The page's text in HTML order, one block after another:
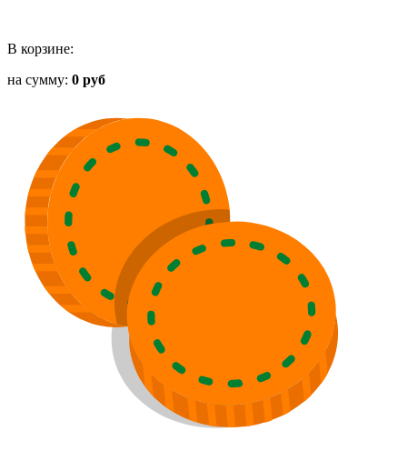
В корзине:
на сумму: 0 руб